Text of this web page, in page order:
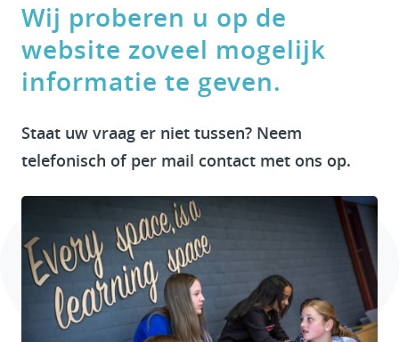
Wij proberen u op de
website zoveel mogelijk
informatie te geven.
Staat uw vraag er niet tussen? Neem
telefonisch of per mail contact met ons op.